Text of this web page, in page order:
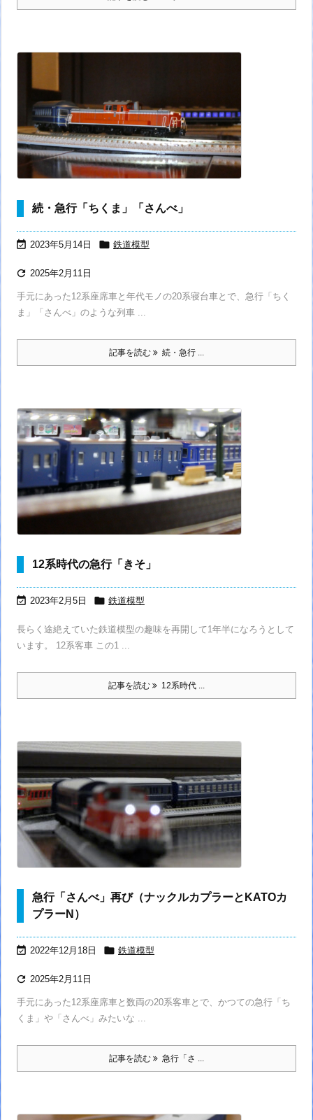
続・急行「ちくま」「さんべ」
 2023年5月14日  鉄道模型
 2025年2月11日
手元にあった12系座席車と年代モノの20系寝台車とで、急行「ちく
ま」「さんべ」のような列車 ...
記事を読む 続・急行 ...
12系時代の急行「きそ」
 2023年2月5日  鉄道模型
長らく途絶えていた鉄道模型の趣味を再開して1年半になろうとして
います。 12系客車 この1 ...
記事を読む 12系時代 ...
急行「さんべ」再び（ナックルカプラーとKATOカ
プラーN）
 2022年12月18日  鉄道模型
 2025年2月11日
手元にあった12系座席車と数両の20系客車とで、かつての急行「ち
くま」や「さんべ」みたいな ...
記事を読む 急行「さ ...